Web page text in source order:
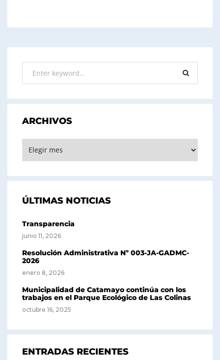
ARCHIVOS
ÚLTIMAS NOTICIAS
Transparencia
junio 11, 2026
Resolución Administrativa Nº 003-JA-GADMC-
2026
enero 8, 2026
Municipalidad de Catamayo continúa con los
trabajos en el Parque Ecológico de Las Colinas
octubre 16, 2025
ENTRADAS RECIENTES